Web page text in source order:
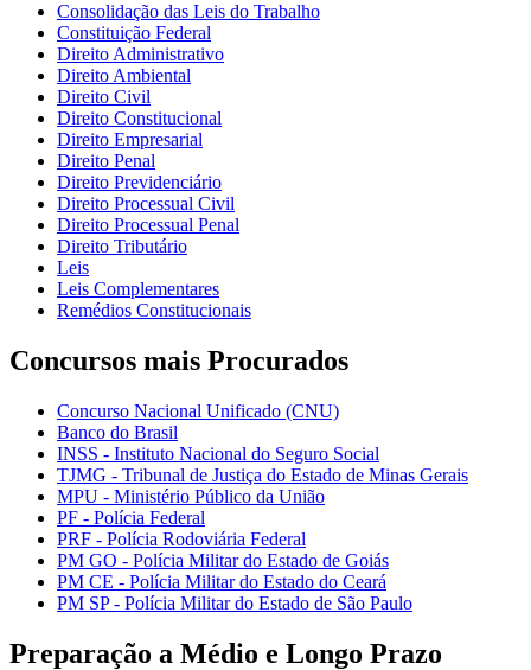
Consolidação das Leis do Trabalho
Constituição Federal
Direito Administrativo
Direito Ambiental
Direito Civil
Direito Constitucional
Direito Empresarial
Direito Penal
Direito Previdenciário
Direito Processual Civil
Direito Processual Penal
Direito Tributário
Leis
Leis Complementares
Remédios Constitucionais
Concursos mais Procurados
Concurso Nacional Unificado (CNU)
Banco do Brasil
INSS - Instituto Nacional do Seguro Social
TJMG - Tribunal de Justiça do Estado de Minas Gerais
MPU - Ministério Público da União
PF - Polícia Federal
PRF - Polícia Rodoviária Federal
PM GO - Polícia Militar do Estado de Goiás
PM CE - Polícia Militar do Estado do Ceará
PM SP - Polícia Militar do Estado de São Paulo
Preparação a Médio e Longo Prazo